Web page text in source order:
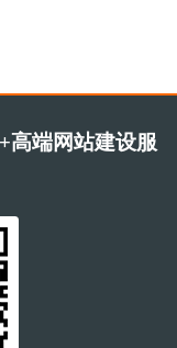
高端网站建设服